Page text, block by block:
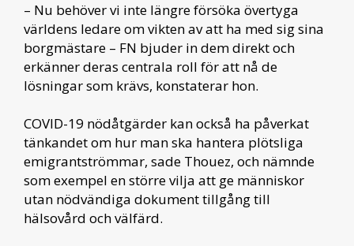
– Nu behöver vi inte längre försöka övertyga
världens ledare om vikten av att ha med sig sina
borgmästare – FN bjuder in dem direkt och
erkänner deras centrala roll för att nå de
lösningar som krävs, konstaterar hon.
COVID-19 nödåtgärder kan också ha påverkat
tänkandet om hur man ska hantera plötsliga
emigrantströmmar, sade Thouez, och nämnde
som exempel en större vilja att ge människor
utan nödvändiga dokument tillgång till
hälsovård och välfärd.